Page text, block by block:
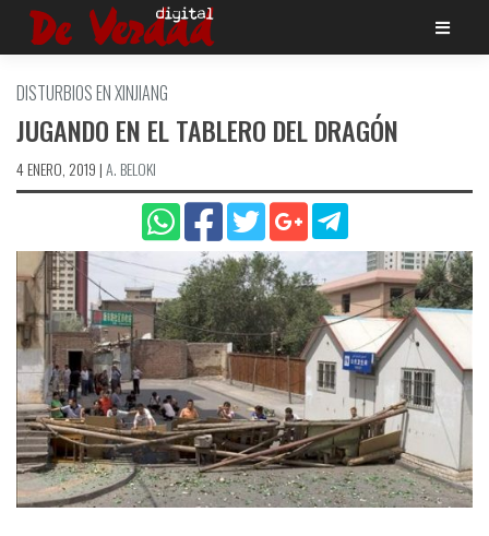
Saltar
DISTURBIOS EN XINJIANG
JUGANDO EN EL TABLERO DEL DRAGÓN
4 ENERO, 2019 |A. BELOKI